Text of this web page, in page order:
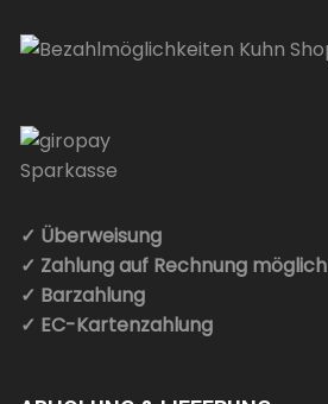
✓ Überweisung
✓ Zahlung auf Rechnung möglich
✓ Barzahlung
✓ EC-Kartenzahlung